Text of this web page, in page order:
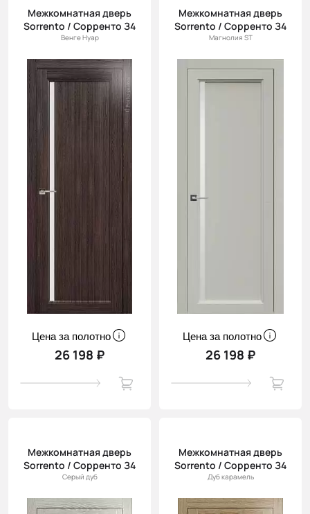
Межкомнатная дверь
Sorrento / Сорренто З4
Венге Нуар
Цена за полотно
26 198 ₽
Межкомнатная дверь
Sorrento / Сорренто З4
Магнолия ST
Цена за полотно
26 198 ₽
Межкомнатная дверь
Sorrento / Сорренто З4
Серый дуб
Межкомнатная дверь
Sorrento / Сорренто З4
Дуб карамель